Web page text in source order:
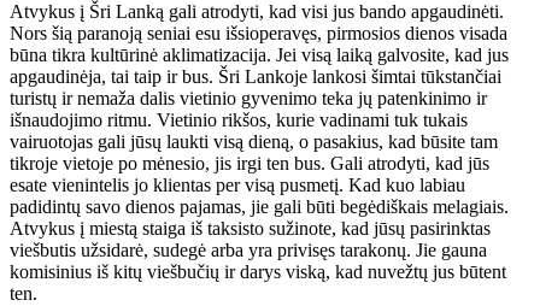
Atvykus į Šri Lanką gali atrodyti, kad visi jus bando apgaudinėti.
Nors šią paranoją seniai esu išsioperavęs, pirmosios dienos visada
būna tikra kultūrinė aklimatizacija. Jei visą laiką galvosite, kad jus
apgaudinėja, tai taip ir bus. Šri Lankoje lankosi šimtai tūkstančiai
turistų ir nemaža dalis vietinio gyvenimo teka jų patenkinimo ir
išnaudojimo ritmu. Vietinio rikšos, kurie vadinami tuk tukais
vairuotojas gali jūsų laukti visą dieną, o pasakius, kad būsite tam
tikroje vietoje po mėnesio, jis irgi ten bus. Gali atrodyti, kad jūs
esate vienintelis jo klientas per visą pusmetį. Kad kuo labiau
padidintų savo dienos pajamas, jie gali būti begėdiškais melagiais.
Atvykus į miestą staiga iš taksisto sužinote, kad jūsų pasirinktas
viešbutis užsidarė, sudegė arba yra privisęs tarakonų. Jie gauna
komisinius iš kitų viešbučių ir darys viską, kad nuvežtų jus būtent
ten.